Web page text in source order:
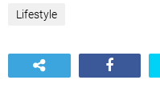
Lifestyle